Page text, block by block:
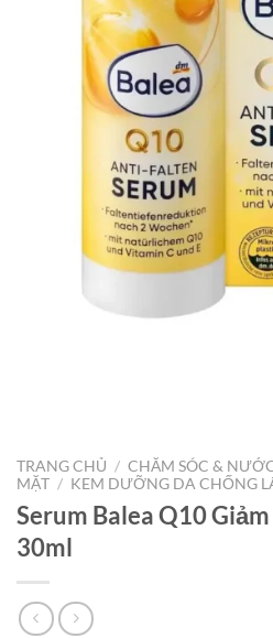
TRANG CHỦ / CHĂM SÓC &
MẶT / KEM DƯỠNG DA CHỐNG
Serum Balea Q10
30ml